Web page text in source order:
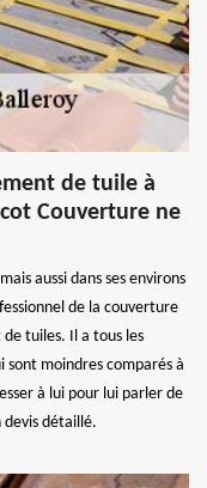
de tuile à
Couverture ne
aussi dans ses environs
de la couverture
tuiles. Il a tous les
sont moindres comparés à
à lui pour lui parler de
devis détaillé.